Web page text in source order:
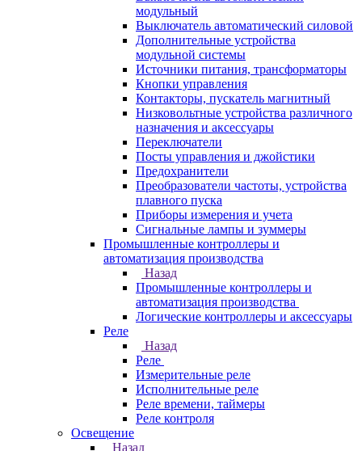
модульный
Выключатель автоматический силовой
Дополнительные устройства
модульной системы
Источники питания, трансформаторы
Кнопки управления
Контакторы, пускатель магнитный
Низковольтные устройства различного
назначения и аксессуары
Переключатели
Посты управления и джойстики
Предохранители
Преобразователи частоты, устройства
плавного пуска
Приборы измерения и учета
Сигнальные лампы и зуммеры
Промышленные контроллеры и
автоматизация производства
Назад
Промышленные контроллеры и
автоматизация производства
Логические контроллеры и аксессуары
Реле
Назад
Реле
Измерительные реле
Исполнительные реле
Реле времени, таймеры
Реле контроля
Освещение
Назад